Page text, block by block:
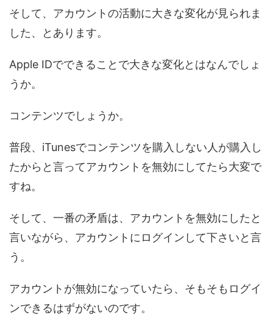
そして、アカウントの活動に大きな変化が見られま
した、とあります。
Apple IDでできることで大きな変化とはなんでしょ
うか。
コンテンツでしょうか。
普段、iTunesでコンテンツを購入しない人が購入し
たからと言ってアカウントを無効にしてたら大変で
すね。
そして、一番の矛盾は、アカウントを無効にしたと
言いながら、アカウントにログインして下さいと言
う。
アカウントが無効になっていたら、そもそもログイ
ンできるはずがないのです。